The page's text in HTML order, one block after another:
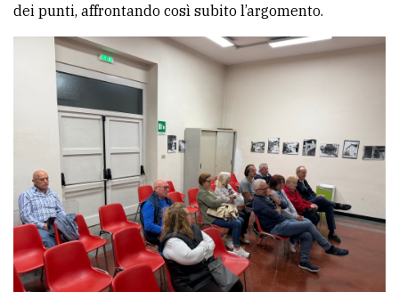
dei punti, affrontando così subito l’argomento.